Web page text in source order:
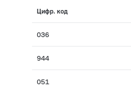
Цифр. код
036
944
051